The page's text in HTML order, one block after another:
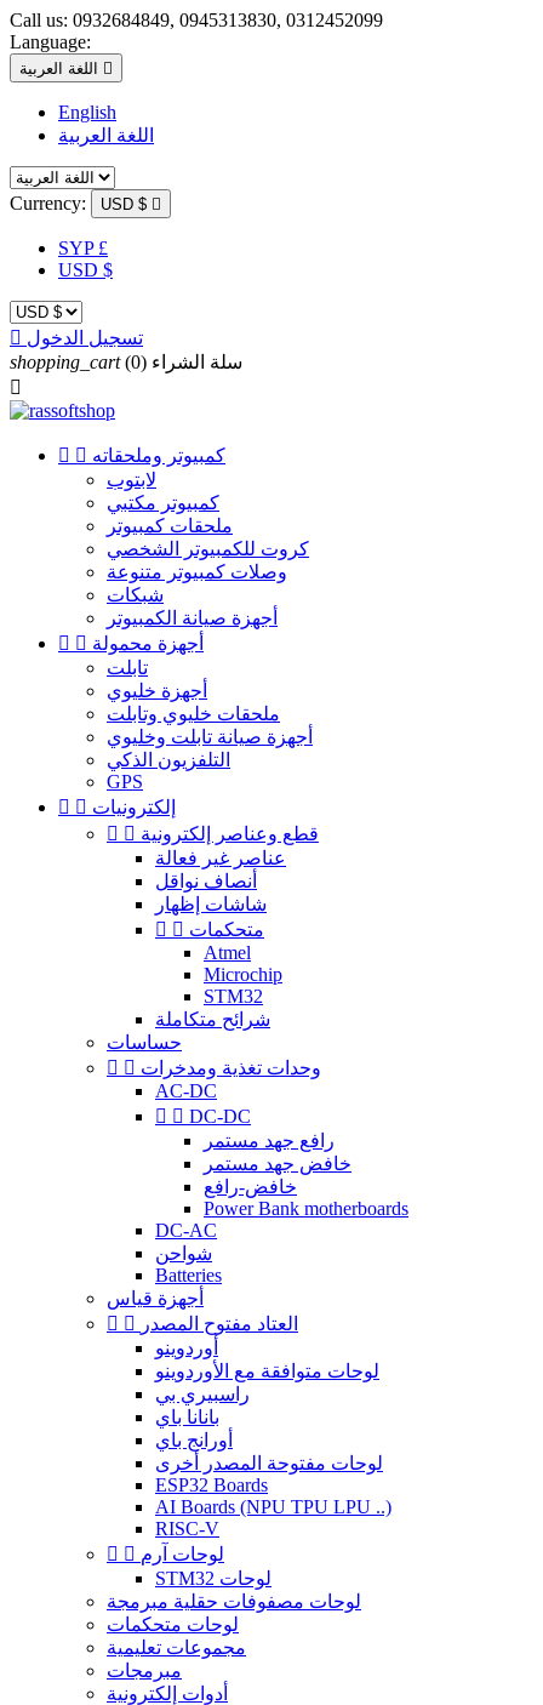
Call us: 0932684849, 0945313830, 0312452099
Language:
اللغة العربية 
English
اللغة العربية
Currency: USD $ 
SYP £
USD $
 تسجيل الدخول
shopping_cart
سلة الشراء (0)

  كمبيوتر وملحقاته
لابتوب
كمبيوتر مكتبي
ملحقات كمبيوتر
كروت للكمبيوتر الشخصي
وصلات كمبيوتر متنوعة
شبكات
أجهزة صيانة الكمبيوتر
  أجهزة محمولة
تابلت
أجهزة خليوي
ملحقات خليوي وتابلت
أجهزة صيانة تابلت وخليوي
التلفزيون الذكي
GPS
  إلكترونيات
  قطع وعناصر إلكترونية
عناصر غير فعالة
أنصاف نواقل
شاشات إظهار
  متحكمات
Atmel
Microchip
STM32
شرائح متكاملة
حساسات
  وحدات تغذية ومدخرات
AC-DC
  DC-DC
رافع جهد مستمر
خافض جهد مستمر
خافض-رافع
Power Bank motherboards
DC-AC
شواحن
Batteries
أجهزة قياس
 
العتاد مفتوح المصدر
أوردوينو
لوحات متوافقة مع الأوردوينو
راسبيري بي
بانانا باي
أورانج باي
لوحات مفتوحة المصدر أخرى
ESP32 Boards
AI Boards (NPU TPU LPU ..)
RISC-V
  لوحات آرم
STM32 لوحات
لوحات مصفوفات حقلية مبرمجة
لوحات متحكمات
مجموعات تعليمية
مبرمجات
أدوات إلكترونية